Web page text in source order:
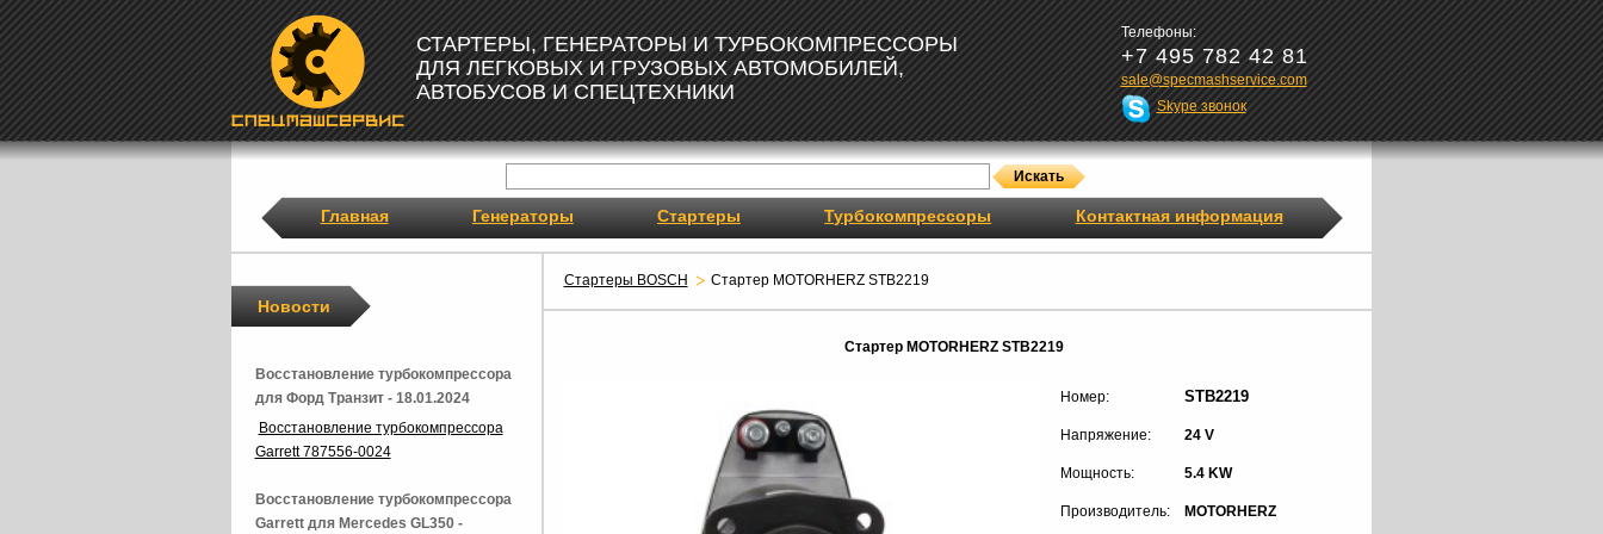
СТАРТЕРЫ, ГЕНЕРАТОРЫ И ТУРБОКОМПРЕССОРЫ
ДЛЯ ЛЕГКОВЫХ И ГРУЗОВЫХ АВТОМОБИЛЕЙ,
АВТОБУСОВ И СПЕЦТЕХНИКИ
Телефоны:
+7 495 782 42 81
sale@specmashservice.com
Skype звонок
Главная Генераторы Стартеры Турбокомпрессоры Контактная информация
Стартеры BOSCH Стартер MOTORHERZ STB2219
Стартер MOTORHERZ STB2219
Номер: STB2219
Напряжение: 24 V
Мощность: 5.4 KW
Производитель: MOTORHERZ
Новости
Восстановление турбокомпрессора
для Форд Транзит - 18.01.2024
Восстановление турбокомпрессора
Garrett 787556-0024
Восстановление турбокомпрессора
Garrett для Mercedes GL350 -